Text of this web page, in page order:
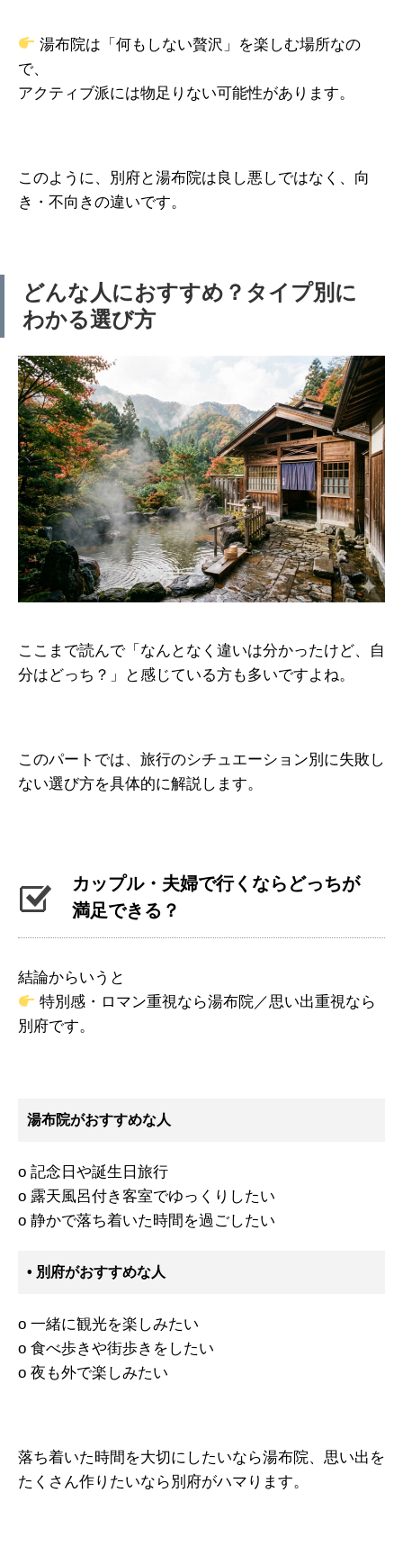
湯布院は「何もしない贅沢」を楽しむ場所なの
で、
アクティブ派には物足りない可能性があります。
このように、別府と湯布院は良し悪しではなく、向
き・不向きの違いです。
どんな人におすすめ？タイプ別に
わかる選び方
ここまで読んで「なんとなく違いは分かったけど、自
分はどっち？」と感じている方も多いですよね。
このパートでは、旅行のシチュエーション別に失敗し
ない選び方を具体的に解説します。
カップル・夫婦で行くならどっちが
満足できる？
結論からいうと
特別感・ロマン重視なら湯布院／思い出重視なら
別府です。
湯布院がおすすめな人
o 記念日や誕生日旅行
o 露天風呂付き客室でゆっくりしたい
o 静かで落ち着いた時間を過ごしたい
• 別府がおすすめな人
o 一緒に観光を楽しみたい
o 食べ歩きや街歩きをしたい
o 夜も外で楽しみたい
落ち着いた時間を大切にしたいなら湯布院、思い出を
たくさん作りたいなら別府がハマります。